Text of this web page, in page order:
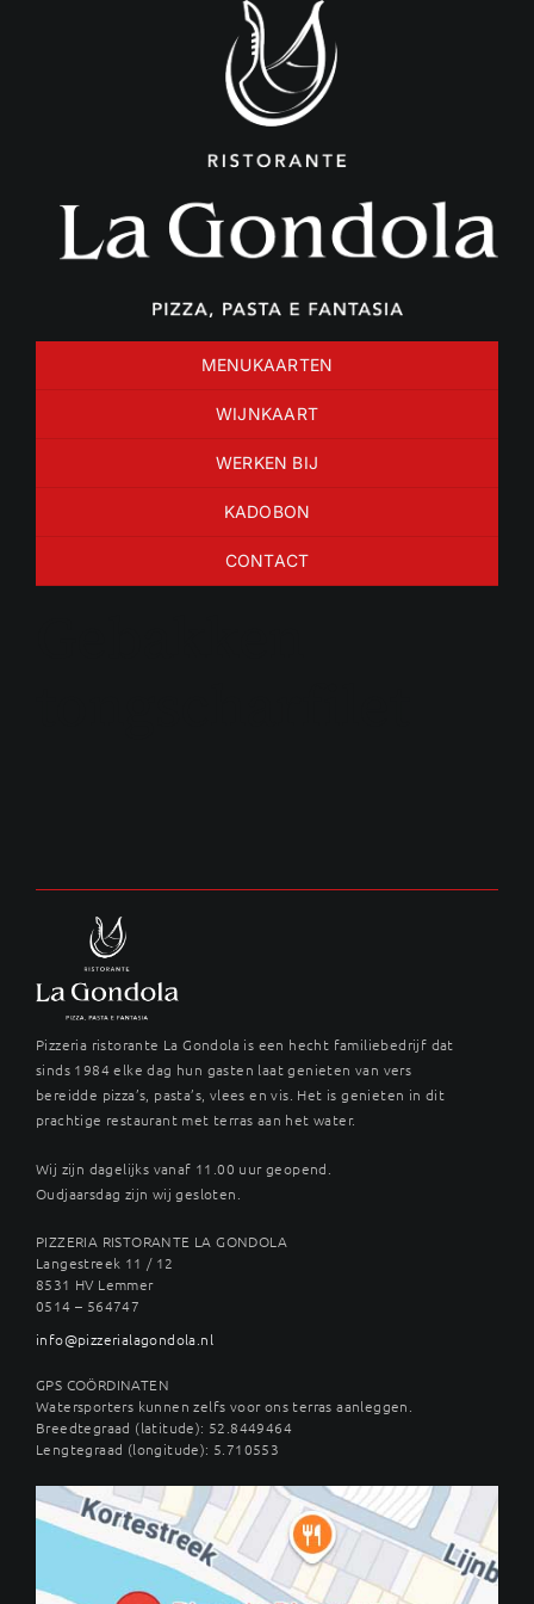
MENUKAARTEN
WIJNKAART
WERKEN BIJ
KADOBON
CONTACT
Pizzeria ristorante La Gondola is een hecht familiebedrijf dat
sinds 1984 elke dag hun gasten laat genieten van vers
bereidde pizza’s, pasta’s, vlees en vis. Het is genieten in dit
prachtige restaurant met terras aan het water.
Wij zijn dagelijks vanaf 11.00 uur geopend.
Oudjaarsdag zijn wij gesloten.
PIZZERIA RISTORANTE LA GONDOLA
Langestreek 11 / 12
8531 HV Lemmer
0514 – 564747
info@pizzerialagondola.nl
GPS COÖRDINATEN
Watersporters kunnen zelfs voor ons terras aanleggen.
Breedtegraad (latitude): 52.8449464
Lengtegraad (longitude): 5.710553